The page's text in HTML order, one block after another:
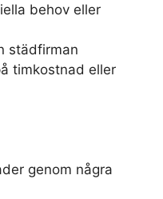
behov eller
städfirman
timkostnad eller
genom några